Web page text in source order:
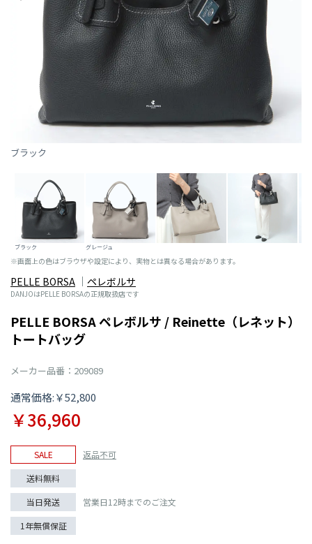
ブラック
ブラック グレージュ
※画面上の色はブラウザや設定により、実物とは異なる場合があります。
PELLE BORSA ペレボルサ
DANJOはPELLE BORSAの正規取扱店です
PELLE BORSA ペレボルサ / Reinette（レネット）
トートバッグ
メーカー品番：209089
通常価格:￥52,800
￥36,960
SALE
返品不可
送料無料
当日発送
営業日12時までのご注文
1年無償保証